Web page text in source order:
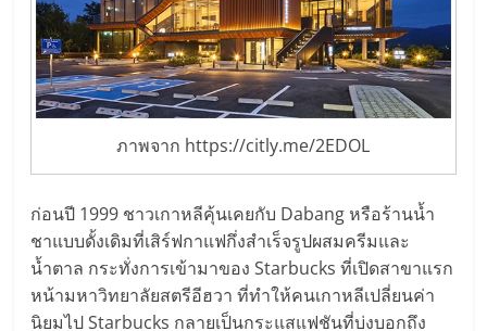
ไชส์
ขาย
หน้า
บ้าน
ลงทุน
ภาพจาก https://citly.me/2EDOL
ก่อนปี 1999 ชาวเกาหลีคุ้นเคยกับ Dabang หรือร้านน้ำ
ชาแบบดั้งเดิมที่เสิร์ฟกาแฟกึ่งสำเร็จรูปผสมครีมและ
น้ำตาล กระทั่งการเข้ามาของ Starbucks ที่เปิดสาขาแรก
หน้ามหาวิทยาลัยสตรีอีฮวา ที่ทำให้คนเกาหลีเปลี่ยนค่า
นิยมไป Starbucks กลายเป็นกระแสแฟชันที่บ่งบอกถึง